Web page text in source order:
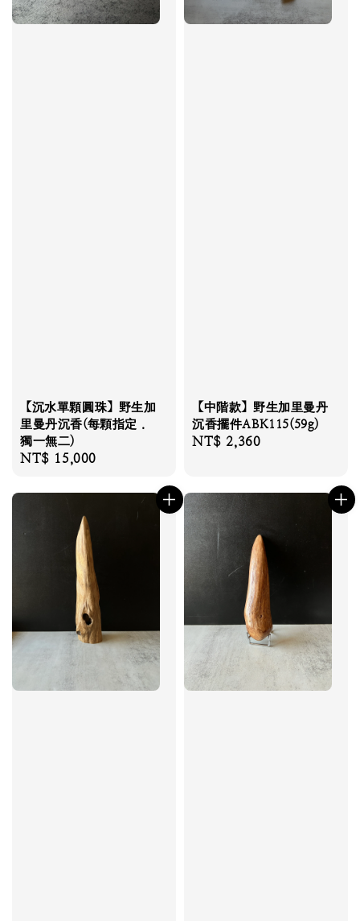
【沉水單顆圓珠】野生加
里曼丹沉香(每顆指定．
獨一無二)
Regular
NT$ 15,000
【中階款】野生加里曼丹
沉香擺件ABK115(59g)
Regular
NT$ 2,360